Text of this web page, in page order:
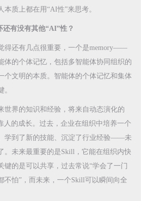
本质上都在用“AI性”来思考。
还有没有其他“AI”性？
得还有几点很重要，一个是memory——
体的个体记忆，包括多智能体协同组织的
个文明的本质。智能体的个体记忆和集体
世界的知识和经验，将来自动态演化的
人的成长。过去，企业在组织中培养一个
学到了新的技能、沉淀了行业经验——未
。未来最重要的是Skill，它能在组织内快
键的是可以共享，过去常说“学会了一门
不怕”，而未来，一个Skill可以瞬间向全